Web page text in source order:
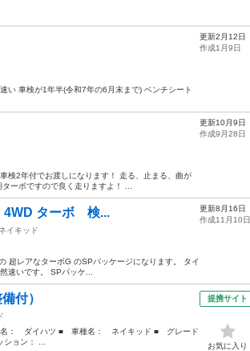
い 車検が1年半(令和7年の6月末まで) ベンチシート
更新2月12日
作成1月9日
検2年付でお渡しになります！ 走る、止まる、曲が
ーボですので良く走りますよ！ ...
更新10月9日
作成9月28日
4WD ターボ 検...
ネイキッド
超レアなターボG のSPパッケージになります。 タイ
速いです。 SPパッケ...
更新8月16日
作成11月10日
付）
： ダイハツ ■ 車種名： ネイキッド ■ グレード
ョン： ...
提携サイト
お気に入り